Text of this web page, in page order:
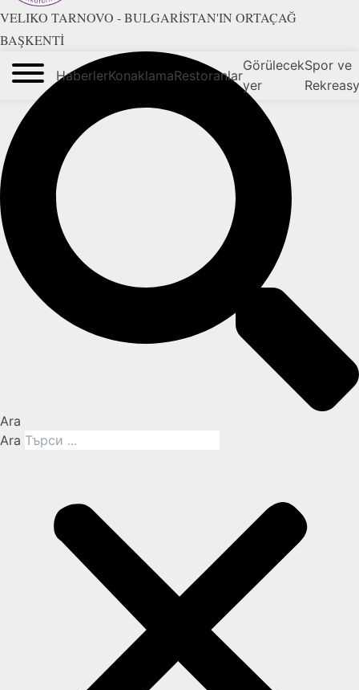
VELIKO TARNOVO - BULGARİSTAN'IN ORTAÇAĞ
BAŞKENTİ
HaberlerKonaklamaRestoranlar
Görülecek
yer
Spor ve
Ara
Ara